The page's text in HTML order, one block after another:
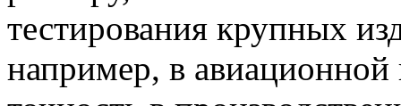
тестирования крупных
например, в авиационной